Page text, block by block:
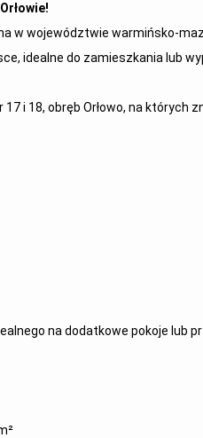
w województwie warmińsko-
idealne do zamieszkania lub
17 i 18, obręb Orłowo, na których
na dodatkowe pokoje lub